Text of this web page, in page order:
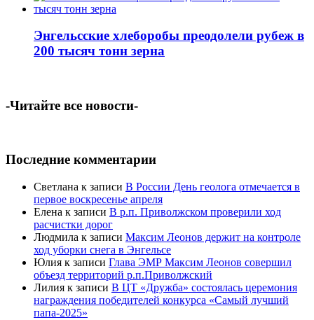
Энгельсские хлеборобы преодолели рубеж в
200 тысяч тонн зерна
-Читайте все новости-
Последние комментарии
Светлана к записи В России День геолога отмечается в
первое воскресенье апреля
Елена к записи В р.п. Приволжском проверили ход
расчистки дорог
Людмила к записи Максим Леонов держит на контроле
ход уборки снега в Энгельсе
Юлия к записи Глава ЭМР Максим Леонов совершил
объезд территорий р.п.Приволжский
Лилия к записи В ЦТ «Дружба» состоялась церемония
награждения победителей конкурса «Самый лучший
папа-2025»